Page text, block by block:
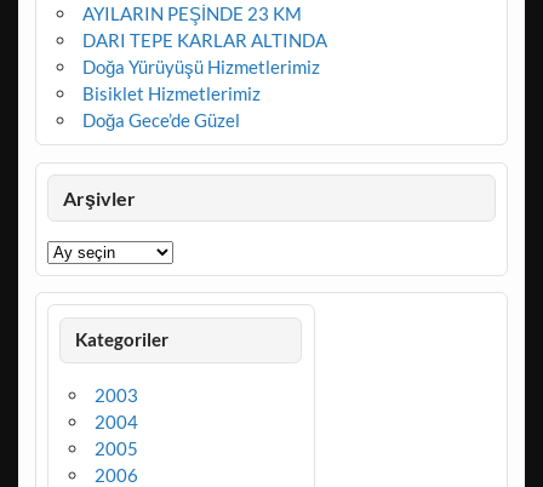
AYILARIN PEŞİNDE 23 KM
DARI TEPE KARLAR ALTINDA
Doğa Yürüyüşü Hizmetlerimiz
Bisiklet Hizmetlerimiz
Doğa Gece’de Güzel
Arşivler
Arşivler
Kategoriler
2003
2004
2005
2006